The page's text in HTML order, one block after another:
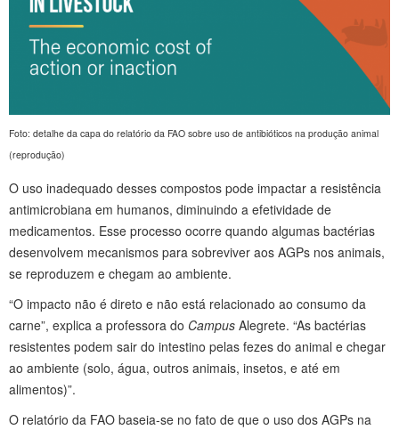
Foto: detalhe da capa do relatório da FAO sobre uso de antibióticos na produção animal
(reprodução)
O uso inadequado desses compostos pode impactar a resistência
antimicrobiana em humanos, diminuindo a efetividade de
medicamentos. Esse processo ocorre quando algumas bactérias
desenvolvem mecanismos para sobreviver aos AGPs nos animais,
se reproduzem e chegam ao ambiente.
“O impacto não é direto e não está relacionado ao consumo da
carne”, explica a professora do Campus Alegrete. “As bactérias
resistentes podem sair do intestino pelas fezes do animal e chegar
ao ambiente (solo, água, outros animais, insetos, e até em
alimentos)”.
O relatório da FAO baseia-se no fato de que o uso dos AGPs na